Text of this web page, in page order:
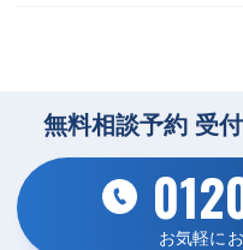
無料相談予約 受
お気軽に